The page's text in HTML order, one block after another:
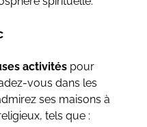
activités pour
vous dans les
ses maisons à
tels que :